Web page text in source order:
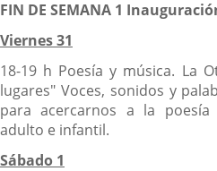
FIN DE SEMANA 1
Viernes 31
18-19 h Poesía y música. La
lugares" Voces, sonidos y
para acercarnos a la
adulto e infantil.
Sábado 1